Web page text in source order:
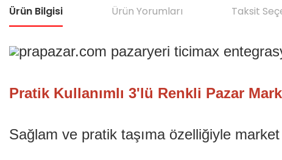
Ürün Bilgisi Ürün Yorumları Taksit
Pratik Kullanımlı 3'lü Renkli Pazar
Sağlam ve pratik taşıma özelliğiyle